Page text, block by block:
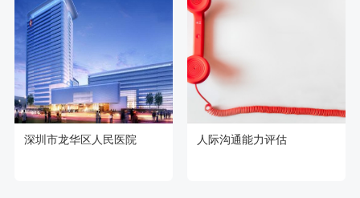
深圳市龙华区人民医院 人际沟通能力评估